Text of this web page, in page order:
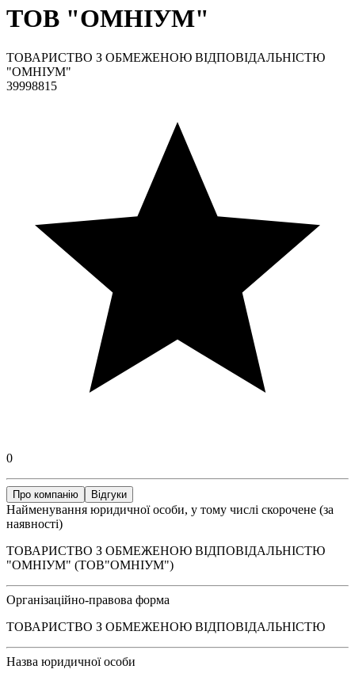
ТОВ "ОМНІУМ"
ТОВАРИСТВО З ОБМЕЖЕНОЮ ВІДПОВІДАЛЬНІСТЮ
"ОМНІУМ"
39998815
0
Про компанію Відгуки
Найменування юридичної особи, у тому числі скорочене (за
наявності)
ТОВАРИСТВО З ОБМЕЖЕНОЮ ВІДПОВІДАЛЬНІСТЮ
"ОМНІУМ" (ТОВ"ОМНІУМ")
Організаційно-правова форма
ТОВАРИСТВО З ОБМЕЖЕНОЮ ВІДПОВІДАЛЬНІСТЮ
Назва юридичної особи